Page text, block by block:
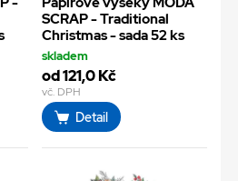
SCRAP - Traditional
Christmas - sada 52 ks
skladem
od 121,0 Kč
vč. DPH
Detail